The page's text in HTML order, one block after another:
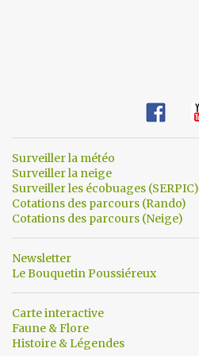
Surveiller la météo
Surveiller la neige
Surveiller les écobuages (SERPIC)
Cotations des parcours (Rando)
Cotations des parcours (Neige)
Newsletter
Le Bouquetin Poussiéreux
Carte interactive
Faune & Flore
Histoire & Légendes